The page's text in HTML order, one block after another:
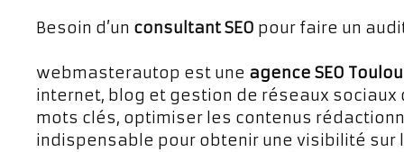
Besoin d’un consultant SEO pour faire un
webmasterautop est une agence SEO
internet, blog et gestion de réseaux
mots clés, optimiser les contenus
indispensable pour obtenir une visibilité sur